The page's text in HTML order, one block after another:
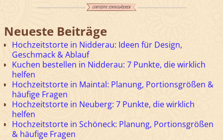
Neueste Beiträge
Hochzeitstorte in Nidderau: Ideen für Design,
Geschmack & Ablauf
Kuchen bestellen in Nidderau: 7 Punkte, die wirklich
helfen
Hochzeitstorte in Maintal: Planung, Portionsgrößen &
häufige Fragen
Hochzeitstorte in Neuberg: 7 Punkte, die wirklich
helfen
Hochzeitstorte in Schöneck: Planung, Portionsgrößen
& häufige Fragen